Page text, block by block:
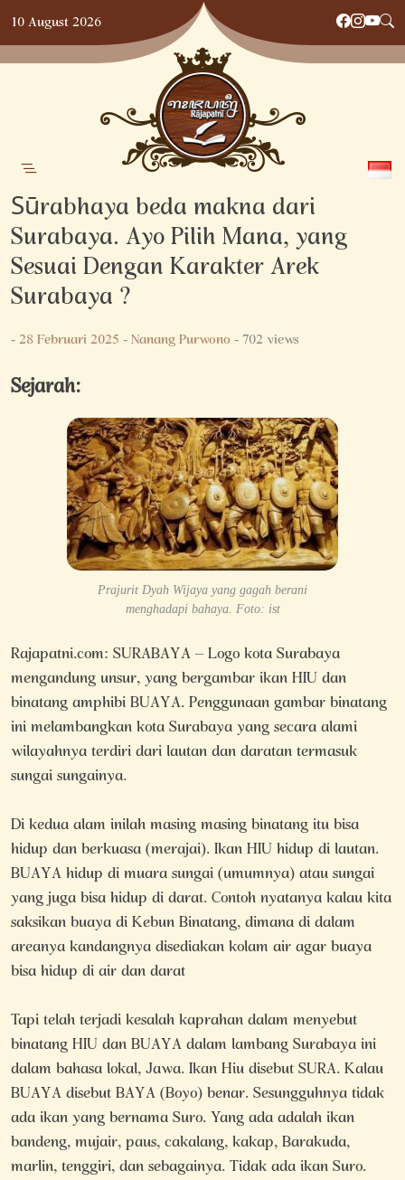
Skip
to
content
10 August 2026
Śūrabhaya beda makna dari
Surabaya. Ayo Pilih Mana, yang
Sesuai Dengan Karakter Arek
Surabaya ?
-28 Februari 2025-Nanang Purwono- 702 views
Sejarah:
Prajurit Dyah Wijaya yang gagah berani
menghadapi bahaya. Foto: ist
Rajapatni.com: SURABAYA – Logo kota Surabaya
mengandung unsur, yang bergambar ikan HIU dan
binatang amphibi BUAYA. Penggunaan gambar binatang
ini melambangkan kota Surabaya yang secara alami
wilayahnya terdiri dari lautan dan daratan termasuk
sungai sungainya.
Di kedua alam inilah masing masing binatang itu bisa
hidup dan berkuasa (merajai). Ikan HIU hidup di lautan.
BUAYA hidup di muara sungai (umumnya) atau sungai
yang juga bisa hidup di darat. Contoh nyatanya kalau kita
saksikan buaya di Kebun Binatang, dimana di dalam
areanya kandangnya disediakan kolam air agar buaya
bisa hidup di air dan darat
Tapi telah terjadi kesalah kaprahan dalam menyebut
binatang HIU dan BUAYA dalam lambang Surabaya ini
dalam bahasa lokal, Jawa. Ikan Hiu disebut SURA. Kalau
BUAYA disebut BAYA (Boyo) benar. Sesungguhnya tidak
ada ikan yang bernama Suro. Yang ada adalah ikan
bandeng, mujair, paus, cakalang, kakap, Barakuda,
marlin, tenggiri, dan sebagainya. Tidak ada ikan Suro.